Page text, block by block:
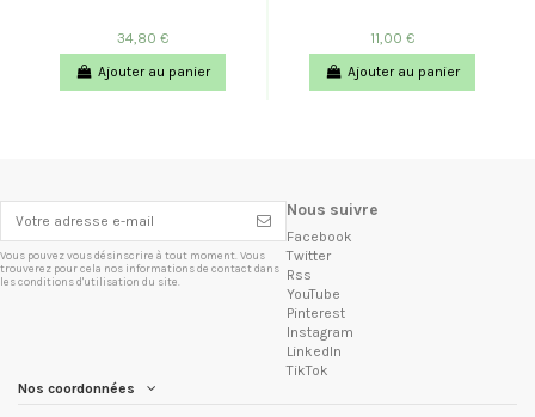
34,80 €
Ajouter au panier
11,00 €
Ajouter au panier
Vous pouvez vous désinscrire à tout moment. Vous
trouverez pour cela nos informations de contact dans
les conditions d'utilisation du site.
Nous suivre
Facebook
Twitter
Rss
YouTube
Pinterest
Instagram
LinkedIn
TikTok
Nos coordonnées